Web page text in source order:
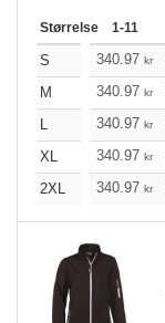
Størrelse 1-11
S 340.97 kr
M
340.97 kr
L
340.97 kr
XL
340.97 kr
2XL
340.97 kr